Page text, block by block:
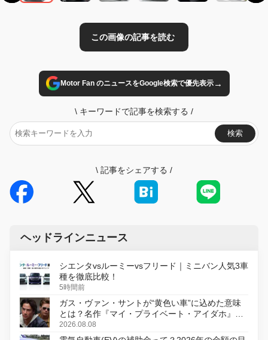
Motor Fan のニュースをGoogle検索で優先表示→
\ キーワードで記事を検索する /
検索
\ 記事をシェアする /
ヘッドラインニュース
シエンタvsルーミーvsフリード｜ミニバン人気3車
種を徹底比較！
5時間前
ガス・ヴァン・サントが“黄色い車”に込めた意味
とは？名作『マイ・プライベート・アイダホ』が
初のデジタルリマスター版で復活
2026.08.08